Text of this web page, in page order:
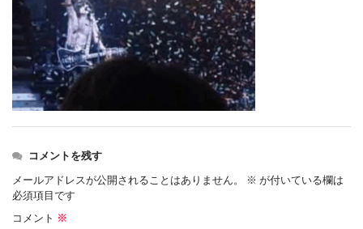
コメントを残す
メールアドレスが公開されることはありません。 ※ が付いている欄は
必須項目です
コメント ※